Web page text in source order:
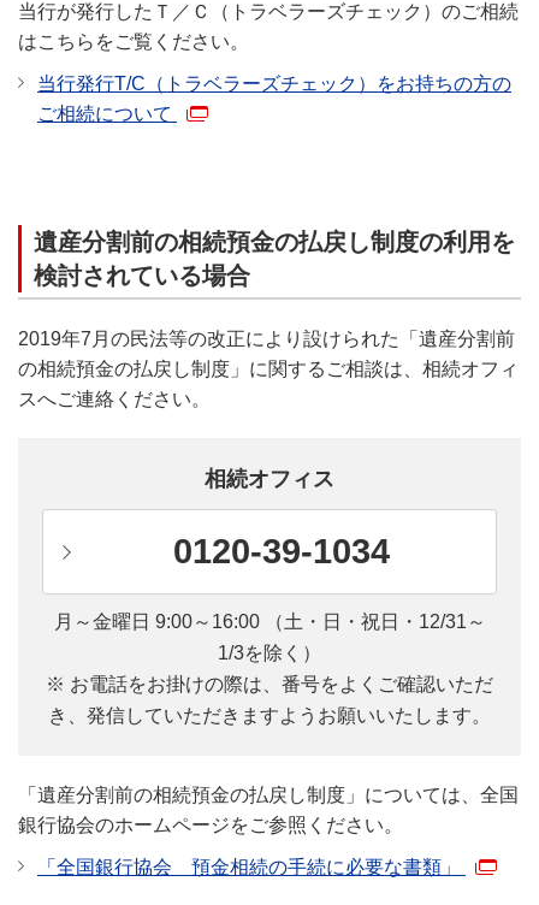
当行が発行したＴ／Ｃ（トラベラーズチェック）のご相続
はこちらをご覧ください。
当行発行T/C（トラベラーズチェック）をお持ちの方の
ご相続について
遺産分割前の相続預金の払戻し制度の利用を
検討されている場合
2019年7月の民法等の改正により設けられた「遺産分割前
の相続預金の払戻し制度」に関するご相談は、相続オフィ
スへご連絡ください。
相続オフィス
0120-39-1034
月～金曜日 9:00～16:00 （土・日・祝日・12/31～
1/3を除く）
※ お電話をお掛けの際は、番号をよくご確認いただ
き、発信していただきますようお願いいたします。
「遺産分割前の相続預金の払戻し制度」については、全国
銀行協会のホームページをご参照ください。
「全国銀行協会 預金相続の手続に必要な書類」